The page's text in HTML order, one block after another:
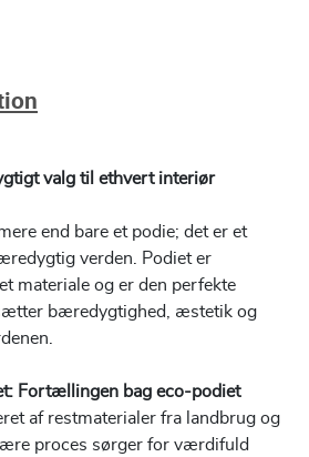
valg til ethvert interiør
end bare et podie; det er et
verden. Podiet er
materiale og er den perfekte
bæredygtighed, æstetik og
Fortællingen bag eco-podiet
af restmaterialer fra landbrug og
proces sørger for værdifuld